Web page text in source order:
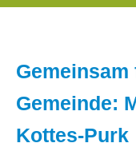
Gemeinde:
Kottes-Purk